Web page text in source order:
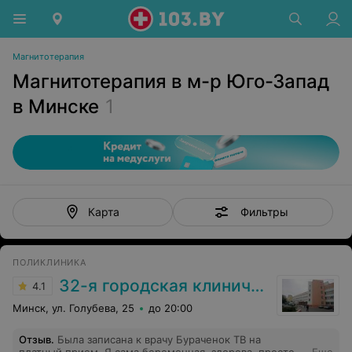
Магнитотерапия
Магнитотерапия в м-р Юго-Запад
в Минске 1
Карта Фильтры
ПОЛИКЛИНИКА
4.1 32-я городская клиническая поликлиника
Минск, ул. Голубева, 25 до 20:00
Отзыв. Была записана к врачу Бураченок ТВ на